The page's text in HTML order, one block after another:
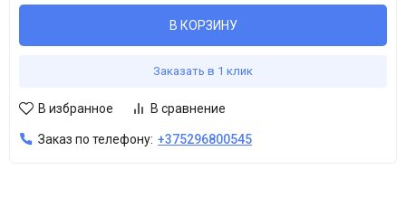
В КОРЗИНУ
Заказать в 1 клик
В избранное В сравнение
Заказ по телефону: +375296800545